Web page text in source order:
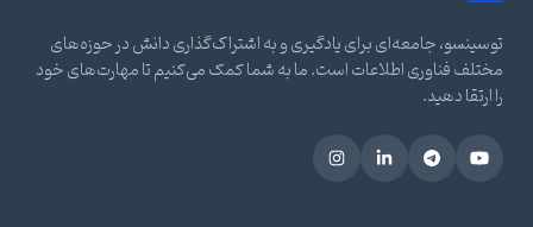
توسینسو، جامعه‌ای برای یادگیری و به اشتراک‌گذاری دانش در حوزه‌های
مختلف فناوری اطلاعات است. ما به شما کمک می‌کنیم تا مهارت‌های خود
را ارتقا دهید.